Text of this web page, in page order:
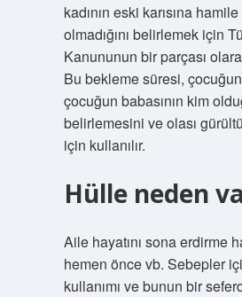
kadının eski karısına
olmadığını belirlemek için
Kanununun bir parçası
Bu bekleme süresi, çocuğun
çocuğun babasının kim
belirlemesini ve olası
için kullanılır.
Hülle neden
Aile hayatını sona erdirme
hemen önce vb. Sebepler
kullanımı ve bunun bir